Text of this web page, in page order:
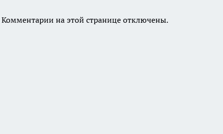
Комментарии на этой странице отключены.